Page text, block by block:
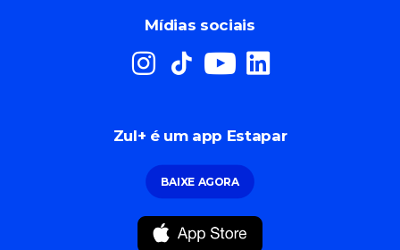
Mídias sociais
Zul+ é um app Estapar
BAIXE AGORA